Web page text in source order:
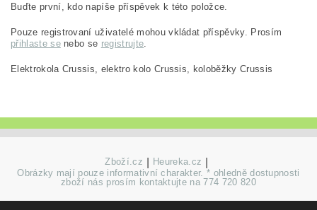
Buďte první, kdo napíše příspěvek k této položce.
Pouze registrovaní uživatelé mohou vkládat příspěvky. Prosím
přihlaste senebo se registrujte
Elektrokola Crussis, elektro kolo Crussis, koloběžky Crussis
Zboží.cz Heureka.cz
Obrázky mají pouze informativní charakter. * ohledně dostupnosti
zboží nás prosím kontaktujte na 774 720 820